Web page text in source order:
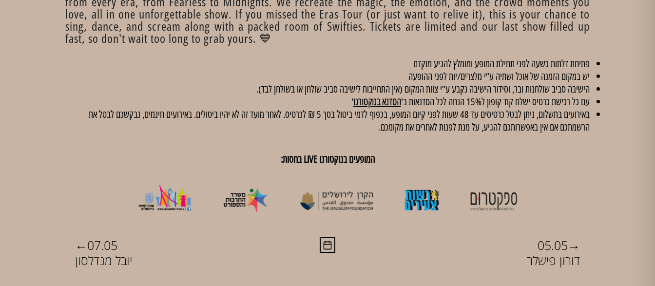
love, all in one unforgettable show. If you missed the Eras Tour (or just want to relive it), this is your chance to
sing, dance, and scream along with a packed room of Swifties. Tickets are limited and our last show filled up
fast, so don't wait too long to grab yours. 💙
פתיחת דלתות כשעה לפני תחילת המופע ומומלץ להגיע מוקדם
יש במקום הזמנה של אוכל ושתיה ע”י מלצרים/יות לפני ההופעה
הישיבה סביב שולחנות ובר, וסידור הישיבה נקבע ע”י צוות המקום (אין התחייבות לישיבה סביב שולחן או בשולחן לבד).
עם כל רכישת כרטיס ישלח קוד קופון ל15% הנחה לכל הסדנאות ב'
הסדנא בנוקטורנו'
באירועים בתשלום, ניתן לבטל כרטיסים עד 48 שעות לפני קיום המופע, בכפוף לדמי ביטול בסך 5 ₪ לכרטיס. לאחר מועד זה לא יהיו ביטולים. באירועים חינמים, נבקשכם לבטל את
הרשמתכם אם אין באפשרותכם להגיע, על מנת לפנות לאחרים את מקומכם.
המופעים בנוקטורנו LIVE בחסות:
←07.05
יובל מנדלסון
05.05→
דורון פישלר